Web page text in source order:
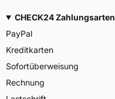
CHECK24 Zahlungsarten
PayPal
Kreditkarten
Sofortüberweisung
Rechnung